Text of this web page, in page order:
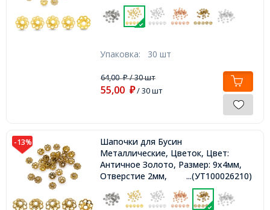
Упаковка: 30 шт
64,00₽/ 30 шт
55,00 ₽/ 30 шт
-13%
Шапочки для Бусин
Металлические, Цветок, Цвет:
Античное Золото, Размер: 9х4мм,
Отверстие 2мм,
...(УТ100026210)